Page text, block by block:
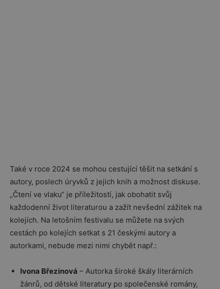
Také v roce 2024 se mohou cestující těšit na setkání s
autory, poslech úryvků z jejich knih a možnost diskuse.
„Čtení ve vlaku“ je příležitostí, jak obohatit svůj
každodenní život literaturou a zažít nevšední zážitek na
kolejích. Na letošním festivalu se můžete na svých
cestách po kolejích setkat s 21 českými autory a
autorkami, nebude mezi nimi chybět např.:
Ivona Březinová – Autorka široké škály literárních
žánrů, od dětské literatury po společenské romány,